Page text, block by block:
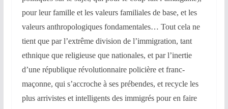
pour leur famille et les valeurs familiales de base, et les
valeurs anthropologiques fondamentales… Tout cela ne
tient que par l’extrême division de l’immigration, tant
ethnique que religieuse que nationales, et par l’inertie
d’une république révolutionnaire policière et franc-
maçonne, qui s’accroche à ses prébendes, et recycle les
plus arrivistes et intelligents des immigrés pour en faire